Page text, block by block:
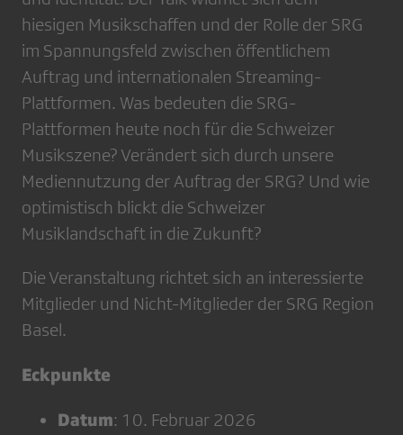
hiesigen Musikschaffen und der Rolle der SRG
im Spannungsfeld zwischen öffentlichem
Auftrag und internationalen Streaming-
Plattformen. Was bedeuten die SRG-
Plattformen heute noch für die Schweizer
Musikszene? Verändert sich durch unsere
Mediennutzung der Auftrag der SRG? Und wie
optimistisch blickt die Schweizer
Musiklandschaft in die Zukunft?
Die Veranstaltung richtet sich an interessierte
Mitglieder und Nicht-Mitglieder der SRG Region
Basel.
Eckpunkte
Datum: 10. Februar 2026